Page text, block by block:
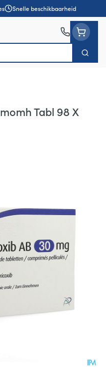
Snelle beschikbaarheid
Zoek
Tabl 98 X